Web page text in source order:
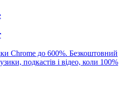
Chrome до 600%. Безкоштовний
подкастів і відео, коли 100%